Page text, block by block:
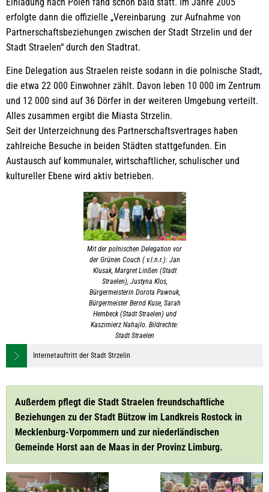
erfolgte dann die offizielle „Vereinbarung zur Aufnahme von
Partnerschaftsbeziehungen zwischen der Stadt Strzelin und der
Stadt Straelen“ durch den Stadtrat.
Eine Delegation aus Straelen reiste sodann in die polnische Stadt,
die etwa 22 000 Einwohner zählt. Davon leben 10 000 im Zentrum
und 12 000 sind auf 36 Dörfer in der weiteren Umgebung verteilt.
Alles zusammen ergibt die Miasta Strzelin.
Seit der Unterzeichnung des Partnerschaftsvertrages haben
zahlreiche Besuche in beiden Städten stattgefunden. Ein
Austausch auf kommunaler, wirtschaftlicher, schulischer und
kultureller Ebene wird aktiv betrieben.
Mit der polnischen Delegation vor
der Grünen Couch ( v.l.n.r.): Jan
Klusak, Margret Linßen (Stadt
Straelen), Justyna Klos,
Bürgermeisterin Dorota Pawnuk,
Bürgermeister Bernd Kuse, Sarah
Hembeck (Stadt Straelen) und
Kaszimierz Nahajlo. Bildrechte:
Stadt Straelen
Internetauftritt der Stadt Strzelin
Außerdem pflegt die Stadt Straelen freundschaftliche
Beziehungen zu der Stadt Bützow im Landkreis Rostock in
Mecklenburg-Vorpommern und zur niederländischen
Gemeinde Horst aan de Maas in der Provinz Limburg.